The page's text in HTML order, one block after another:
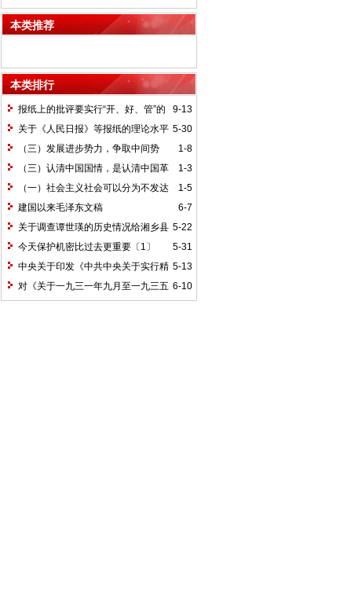
本类推荐
本类排行
9-13
报纸上的批评要实行“开、好、管”的
方针*
5-30
关于《人民日报》等报纸的理论水平
的批语〔1〕
1-8
（三）发展进步势力，争取中间势
力，孤立顽固势力
1-3
（三）认清中国国情，是认清中国革
命一切问题的基本依据
1-5
（一）社会主义社会可以分为不发达
和比较发达两个阶段
6-7
建国以来毛泽东文稿
5-22
关于调查谭世瑛的历史情况给湘乡县
委的信和给谭世瑛的复信
5-31
今天保护机密比过去更重要〔1〕
5-13
中央关于印发《中共中央关于实行精
兵简政、增产节约、反对贪污、反对浪费
和反对官僚主义的决定》的通知和毛泽东
6-10
对《关于一九三一年九月至一九三五